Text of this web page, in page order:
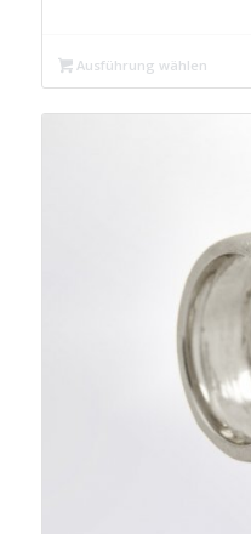
Ausführung wählen